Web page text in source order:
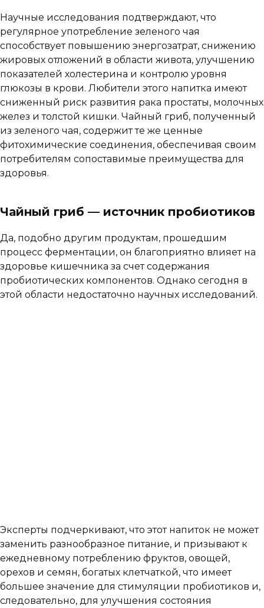
Научные исследования подтверждают, что
регулярное употребление зеленого чая
способствует повышению энергозатрат, снижению
жировых отложений в области живота, улучшению
показателей холестерина и контролю уровня
глюкозы в крови. Любители этого напитка имеют
сниженный риск развития рака простаты, молочных
желез и толстой кишки. Чайный гриб, полученный
из зеленого чая, содержит те же ценные
фитохимические соединения, обеспечивая своим
потребителям сопоставимые преимущества для
здоровья.
Чайный гриб — источник пробиотиков
Да, подобно другим продуктам, прошедшим
процесс ферментации, он благоприятно влияет на
здоровье кишечника за счет содержания
пробиотических компонентов. Однако сегодня в
этой области недостаточно научных исследований.
Эксперты подчеркивают, что этот напиток не может
заменить разнообразное питание, и призывают к
ежедневному потреблению фруктов, овощей,
орехов и семян, богатых клетчаткой, что имеет
большее значение для стимуляции пробиотиков и,
следовательно, для улучшения состояния